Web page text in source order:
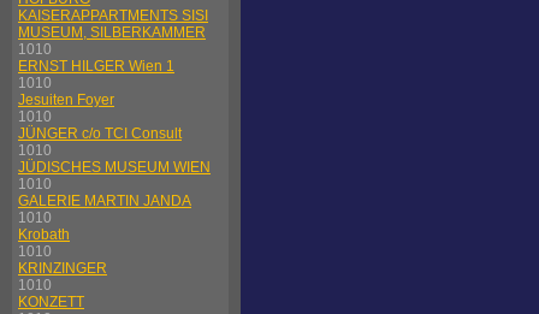
KAISERAPPARTMENTS SISI
MUSEUM, SILBERKAMMER
1010
ERNST HILGER Wien 1
1010
Jesuiten Foyer
1010
JÜNGER c/o TCI Consult
1010
JÜDISCHES MUSEUM WIEN
1010
GALERIE MARTIN JANDA
1010
Krobath
1010
KRINZINGER
1010
KONZETT